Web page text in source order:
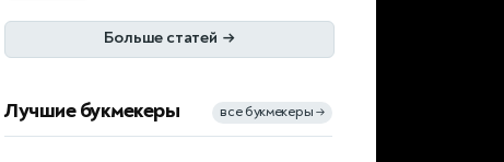
Больше статей →
Лучшие букмекеры все букмекеры →